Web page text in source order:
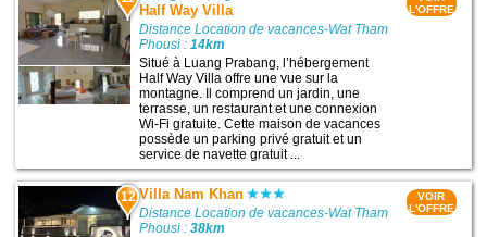
Half Way Villa
Distance Location de vacances-Wat Tham
Phousi :14km
Situé à Luang Prabang, l’hébergement
Half Way Villa offre une vue sur la
montagne. Il comprend un jardin, une
terrasse, un restaurant et une connexion
Wi-Fi gratuite. Cette maison de vacances
possède un parking privé gratuit et un
service de navette gratuit ...
L'OFFRE
12 Villa Nam Khan
Distance Location de vacances-Wat Tham
Phousi :38km
VOIR
L'OFFRE